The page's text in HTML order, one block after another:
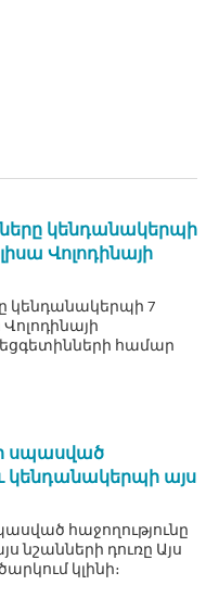
կենդանակերպի
Վոլոդինայի
կենդանակերպի 7
համար
սպասված
կենդանակերպի այս
հաջողությունը
նշանների դուռը Այս
կլինի։